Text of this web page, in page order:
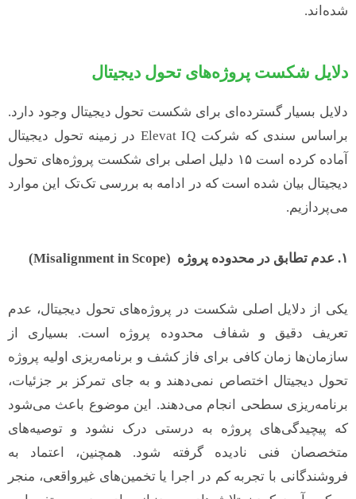
شده‌اند.
دلایل شکست پروژه‌های تحول دیجیتال
دلایل بسیار گسترده‌ای برای شکست تحول دیجیتال وجود دارد.
براساس سندی که شرکت Elevat IQ در زمینه تحول دیجیتال
آماده کرده است ۱۵ دلیل اصلی برای شکست پروژه‌های تحول
دیجیتال بیان شده است که در ادامه به بررسی تک‌تک این موارد
می‌پردازیم.
۱. عدم تطابق در محدوده پروژه (Misalignment in Scope)
یکی از دلایل اصلی شکست در پروژه‌های تحول دیجیتال، عدم
تعریف دقیق و شفاف محدوده پروژه است. بسیاری از
سازمان‌ها زمان کافی برای فاز کشف و برنامه‌ریزی اولیه پروژه
تحول دیجیتال اختصاص نمی‌دهند و به جای تمرکز بر جزئیات،
برنامه‌ریزی سطحی انجام می‌دهند. این موضوع باعث می‌شود
که پیچیدگی‌های پروژه به درستی درک نشود و توصیه‌های
متخصصان فنی نادیده گرفته شود. همچنین، اعتماد به
فروشندگانی با تجربه کم در اجرا یا تخمین‌های غیرواقعی، منجر